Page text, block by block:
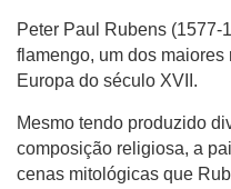
Peter Paul Rubens (1577-
flamengo, um dos
Europa do século XVII.
Mesmo tendo produzido
composição religiosa, a
cenas mitológicas que